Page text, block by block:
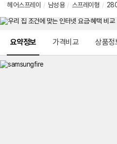
헤어스프레이 / 남성용 / 스프레이형 /
요약정보 가격비교 상품정